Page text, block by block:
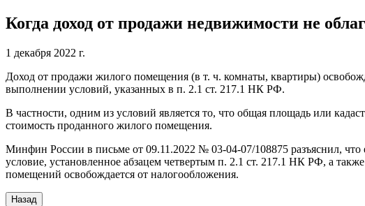
Когда доход от продажи недвижимости не
1 декабря 2022 г.
Доход от продажи жилого помещения (в т. ч. комнаты, квартиры)
выполнении условий, указанных в п. 2.1 ст. 217.1 НК РФ.
В частности, одним из условий является то, что общая площадь или
стоимость проданного жилого помещения.
Минфин России в письме от 09.11.2022 № 03-04-07/108875 разъяснил,
условие, установленное абзацем четвертым п. 2.1 ст. 217.1 НК РФ, а
помещений освобождается от налогообложения.
Назад